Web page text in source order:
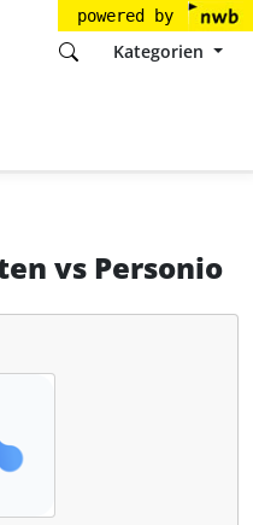
powered by
Kategorien
vs Personio